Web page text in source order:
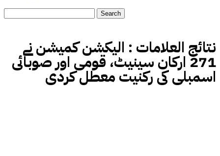
نتائج العلامات : الیکشن کمیشن نے
271 ارکان سینیٹ، قومی اور صوبائی
اسمبلی کی رکنیت معطل کردی